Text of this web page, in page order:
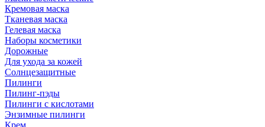
Кремовая маска
Тканевая маска
Гелевая маска
Наборы косметики
Дорожные
Для ухода за кожей
Солнцезащитные
Пилинги
Пилинг-пэды
Пилинги с кислотами
Энзимные пилинги
Крем